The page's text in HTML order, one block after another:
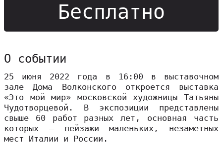
Бесплатно
О событии
25 июня 2022 года в 16:00 в выставочном
зале Дома Волконского откроется выставка
«Это мой мир» московской художницы Татьяны
Чудотворцевой. В экспозиции представлены
свыше 60 работ разных лет, основная часть
которых – пейзажи маленьких, незаметных
мест Италии и России.